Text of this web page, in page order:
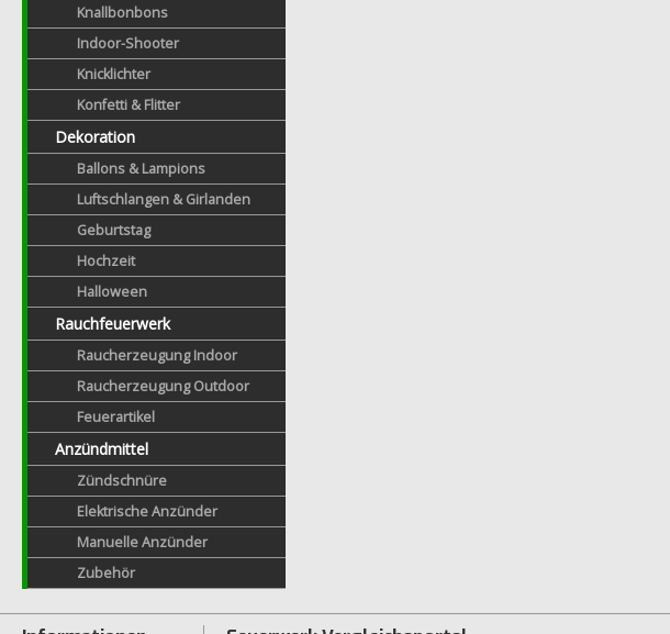
Knallbonbons
Indoor-Shooter
Knicklichter
Konfetti & Flitter
Dekoration
Ballons & Lampions
Luftschlangen & Girlanden
Geburtstag
Hochzeit
Halloween
Rauchfeuerwerk
Raucherzeugung Indoor
Raucherzeugung Outdoor
Feuerartikel
Anzündmittel
Zündschnüre
Elektrische Anzünder
Manuelle Anzünder
Zubehör